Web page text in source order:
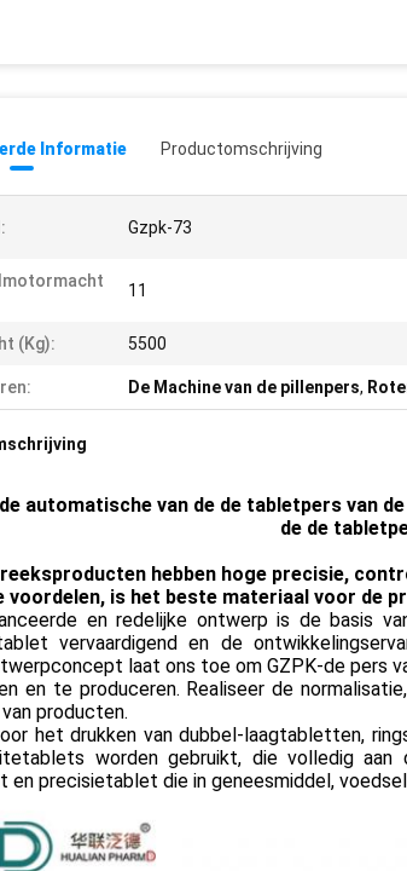
Informatie Productomschrijving
Gzpk-73
11
(Kg): 5500
De Machine van de pillenpers,
automatische van de de tabletpers van
de de
reeksproducten hebben hoge precisie,
voordelen, is het beste materiaal voor de
en redelijke ontwerp is de basis
vervaardigend en de
laat ons toe om GZPK-de pers
en te produceren. Realiseer de
producten.
het drukken van dubbel-laagtabletten,
worden gebruikt, die volledig
en precisietablet die in geneesmiddel,